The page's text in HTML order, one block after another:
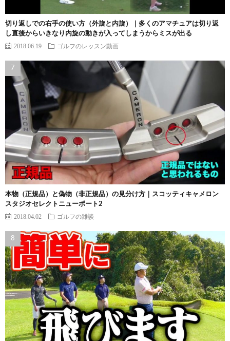
切り返しでの右手の使い方（外旋と内旋）｜多くのアマチュアは切り返
し直後からいきなり内旋の動きが入ってしまうからミスが出る
2018.06.19 ゴルフのレッスン動画
本物（正規品）と偽物（非正規品）の見分け方｜スコッティキャメロン
スタジオセレクトニューポート2
2018.04.02 ゴルフの雑談